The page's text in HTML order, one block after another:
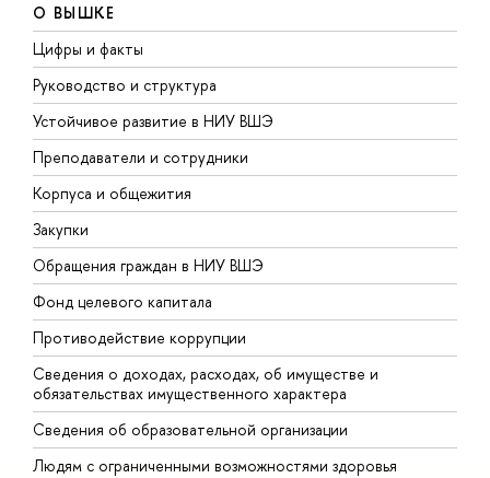
О ВЫШКЕ
Цифры и факты
Руководство и структура
Устойчивое развитие в НИУ ВШЭ
Преподаватели и сотрудники
Корпуса и общежития
Закупки
Обращения граждан в НИУ ВШЭ
Фонд целевого капитала
Противодействие коррупции
Сведения о доходах, расходах, об имуществе и
обязательствах имущественного характера
Сведения об образовательной организации
Людям с ограниченными возможностями здоровья